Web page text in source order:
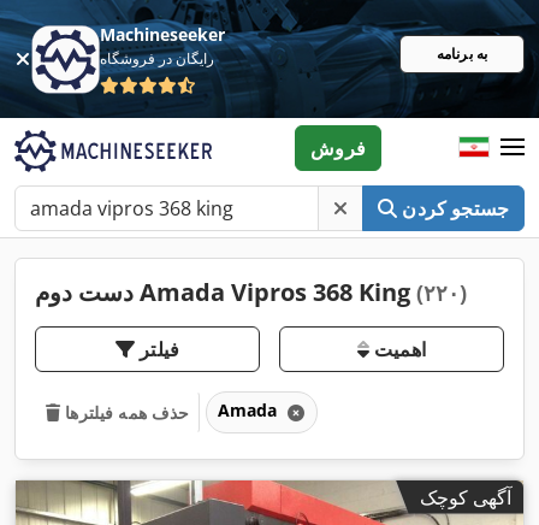
Machineseeker
رایگان در فروشگاه به برنامه
جستجو کردن
فروش
دست دوم Amada Vipros 368 King (۲۲۰)
فیلتر اهمیت
حذف همه فیلترها Amada
آگهی کوچک